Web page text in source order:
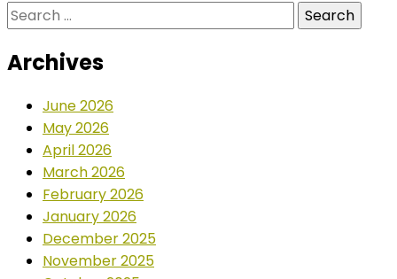
Search
for:
Archives
June 2026
May 2026
April 2026
March 2026
February 2026
January 2026
December 2025
November 2025